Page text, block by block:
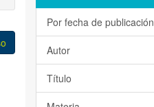
Por fecha de publicación
Autor
Título